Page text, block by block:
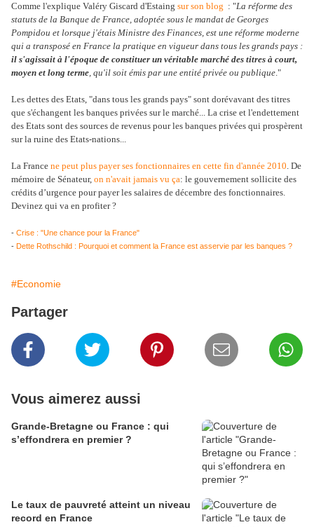
Comme l'explique Valéry Giscard d'Estaing sur son blog : "La réforme des
statuts de la Banque de France, adoptée sous le mandat de Georges
Pompidou et lorsque j'étais Ministre des Finances, est une réforme moderne
qui a transposé en France la pratique en vigueur dans tous les grands pays :
il s'agissait à l'époque de constituer un véritable marché des titres à court,
moyen et long terme, qu'il soit émis par une entité privée ou publique."
Les dettes des Etats, "dans tous les grands pays" sont dorévavant des titres
que s'échangent les banques privées sur le marché... La crise et l'endettement
des Etats sont des sources de revenus pour les banques privées qui prospèrent
sur la ruine des Etats-nations...
La France ne peut plus payer ses fonctionnaires en cette fin d'année 2010. De
mémoire de Sénateur, on n'avait jamais vu ça: le gouvernement sollicite des
crédits d’urgence pour payer les salaires de décembre des fonctionnaires.
Devinez qui va en profiter ?
- Crise : "Une chance pour la France"
- Dette Rothschild : Pourquoi et comment la France est asservie par les banques ?
#Economie
Partager
Vous aimerez aussi
Grande-Bretagne ou France : qui
s’effondrera en premier ?
Le taux de pauvreté atteint un niveau
record en France